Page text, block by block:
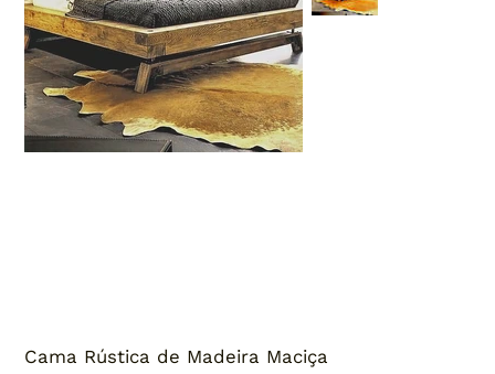
Cama Rústica de Madeira Maciça